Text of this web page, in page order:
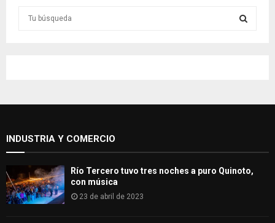
o
H
INDUSTRIA Y COMERCIO
Río Tercero tuvo tres noches a puro Quinoto,
con música
23 de abril de 2023